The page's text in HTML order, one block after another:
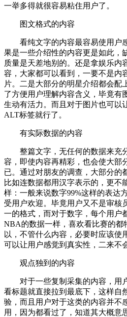
一举多得就很容易粘住用户了。
图文格式的内容
看纯文字的内容最容易使用户
果是一些介绍性的内容更是如此，
质量是天差地别的。还是拿娱乐内
容，大家都可以看到，一要不是内
片。二是大部分的明星介绍都会配
了方便用户理解内容含义，毕竟有
生动有活力。而且对于图片也可以
ALT标签就行了。
有实际数据的内容
整篇文字，无任何的数据来充
容，即使内容再精彩，也会使大部
已。通过对朋友的调查，大部分的
比如连数据都用汉字表示的，更不
样：一般来说数字99%这样的表达
受用户欢迎。毕竟用户又不是审核
一的格式，而对于数字，每个用户
NBA的数据一样，喜欢看比赛的都
以，不管什么内容，必要时应该使
可以让用户感觉到真实性，二来不
观点独到的内容
对于一些复制采集的内容，用
看标题就直接拉到最底下，这样自
验，而且用户对于这类的内容并不
用，因为都看过了，知道其大概意